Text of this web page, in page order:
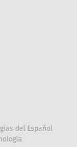
del Español